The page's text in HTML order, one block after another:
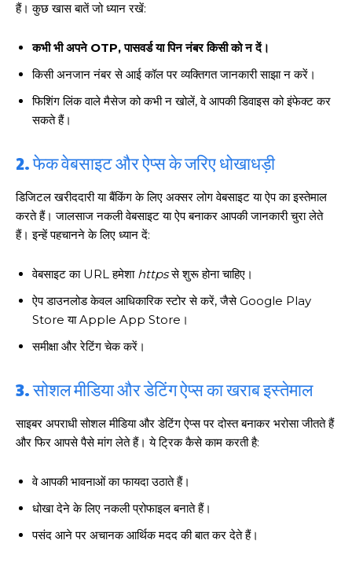
हैं। कुछ खास बातें जो ध्यान रखें:
कभी भी अपने OTP, पासवर्ड या पिन नंबर किसी को न दें।
किसी अनजान नंबर से आई कॉल पर व्यक्तिगत जानकारी साझा न करें।
फिशिंग लिंक वाले मैसेज को कभी न खोलें, वे आपकी डिवाइस को इंफेक्ट कर
सकते हैं।
2. फेक वेबसाइट और ऐप्स के जरिए धोखाधड़ी
डिजिटल खरीददारी या बैंकिंग के लिए अक्सर लोग वेबसाइट या ऐप का इस्तेमाल
करते हैं। जालसाज नकली वेबसाइट या ऐप बनाकर आपकी जानकारी चुरा लेते
हैं। इन्हें पहचानने के लिए ध्यान दें:
वेबसाइट का URL हमेशा httpsसे शुरू होना चाहिए।
ऐप डाउनलोड केवल आधिकारिक स्टोर से करें, जैसे Google Play
Store या Apple App Store।
समीक्षा और रेटिंग चेक करें।
3. सोशल मीडिया और डेटिंग ऐप्स का खराब इस्तेमाल
साइबर अपराधी सोशल मीडिया और डेटिंग ऐप्स पर दोस्त बनाकर भरोसा जीतते हैं
और फिर आपसे पैसे मांग लेते हैं। ये ट्रिक कैसे काम करती है:
वे आपकी भावनाओं का फायदा उठाते हैं।
धोखा देने के लिए नकली प्रोफाइल बनाते हैं।
पसंद आने पर अचानक आर्थिक मदद की बात कर देते हैं।